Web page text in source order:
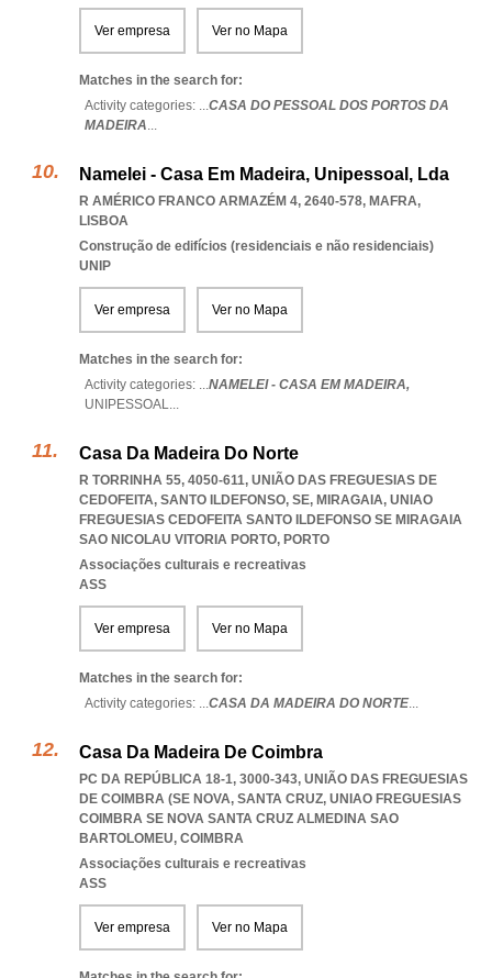
Ver empresa Ver no Mapa
Matches in the search for:
Activity categories: ...CASA DO PESSOAL DOS PORTOS DA
MADEIRA...
Namelei - Casa Em Madeira, Unipessoal, Lda
R AMÉRICO FRANCO ARMAZÉM 4, 2640-578, MAFRA,
LISBOA
Construção de edifícios (residenciais e não residenciais)
UNIP
Ver empresa Ver no Mapa
Matches in the search for:
Activity categories: ...NAMELEI - CASA EM MADEIRA,
UNIPESSOAL...
Casa Da Madeira Do Norte
R TORRINHA 55, 4050-611, UNIÃO DAS FREGUESIAS DE
CEDOFEITA, SANTO ILDEFONSO, SE, MIRAGAIA, UNIAO
FREGUESIAS CEDOFEITA SANTO ILDEFONSO SE MIRAGAIA
SAO NICOLAU VITORIA PORTO, PORTO
Associações culturais e recreativas
ASS
Ver empresa Ver no Mapa
Matches in the search for:
Activity categories: ...CASA DA MADEIRA DO NORTE...
Casa Da Madeira De Coimbra
PC DA REPÚBLICA 18-1, 3000-343, UNIÃO DAS FREGUESIAS
DE COIMBRA (SE NOVA, SANTA CRUZ, UNIAO FREGUESIAS
COIMBRA SE NOVA SANTA CRUZ ALMEDINA SAO
BARTOLOMEU, COIMBRA
Associações culturais e recreativas
ASS
Ver empresa Ver no Mapa